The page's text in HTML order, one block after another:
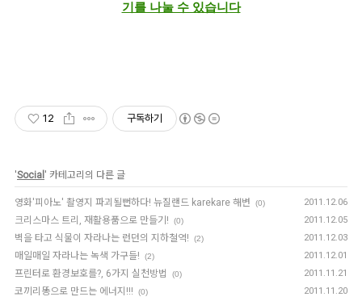
기를 나눌 수 있습니다
12 구독하기
'Social ' 카테고리의 다른 글
영화'피아노' 촬영지 파괴될뻔하다! 뉴질랜드 karekare 해변 (0) 2011.12.06
크리스마스 트리, 재활용품으로 만들기! (0) 2011.12.05
벽을 타고 식물이 자라나는 런던의 지하철역! (2) 2011.12.03
매일매일 자라나는 녹색 가구들! (2) 2011.12.01
프린터로 환경보호를?, 6가지 실천방법 (0) 2011.11.21
코끼리똥으로 만드는 에너지!!! (0) 2011.11.20